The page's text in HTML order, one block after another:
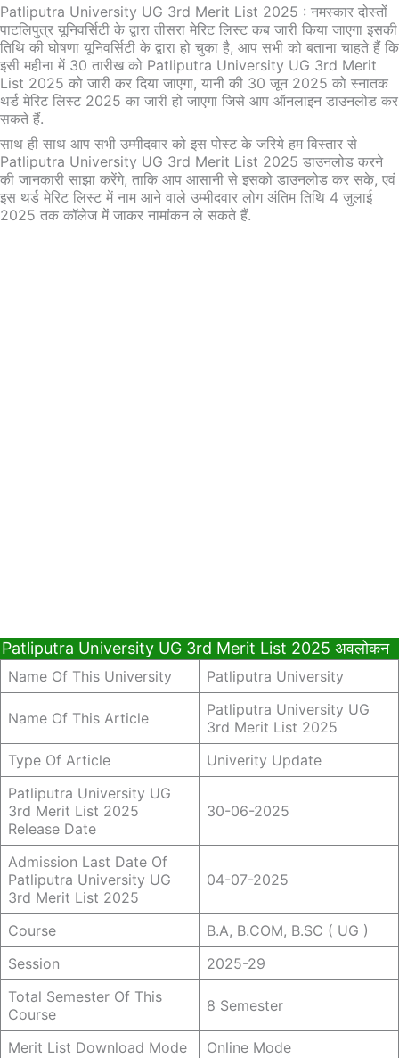
Patliputra University UG 3rd Merit List 2025 : नमस्कार दोस्तों
पाटलिपुत्र यूनिवर्सिटी के द्वारा तीसरा मेरिट लिस्ट कब जारी किया जाएगा इसकी
तिथि की घोषणा यूनिवर्सिटी के द्वारा हो चुका है, आप सभी को बताना चाहते हैं कि
इसी महीना में 30 तारीख को Patliputra University UG 3rd Merit
List 2025 को जारी कर दिया जाएगा, यानी की 30 जून 2025 को स्नातक
थर्ड मेरिट लिस्ट 2025 का जारी हो जाएगा जिसे आप ऑनलाइन डाउनलोड कर
सकते हैं.
साथ ही साथ आप सभी उम्मीदवार को इस पोस्ट के जरिये हम विस्तार से
Patliputra University UG 3rd Merit List 2025 डाउनलोड करने
की जानकारी साझा करेंगे, ताकि आप आसानी से इसको डाउनलोड कर सके, एवं
इस थर्ड मेरिट लिस्ट में नाम आने वाले उम्मीदवार लोग अंतिम तिथि 4 जुलाई
2025 तक कॉलेज में जाकर नामांकन ले सकते हैं.
Patliputra University UG 3rd Merit List 2025 अवलोकन
Name Of This University Patliputra University
Name Of This Article
Patliputra University UG
3rd Merit List 2025
Type Of Article
Univerity Update
Patliputra University UG
3rd Merit List 2025
Release Date
30-06-2025
Admission Last Date Of
Patliputra University UG
3rd Merit List 2025
04-07-2025
Course
B.A, B.COM, B.SC ( UG )
Session
2025-29
Total Semester Of This
Course
8 Semester
Merit List Download Mode
Online Mode